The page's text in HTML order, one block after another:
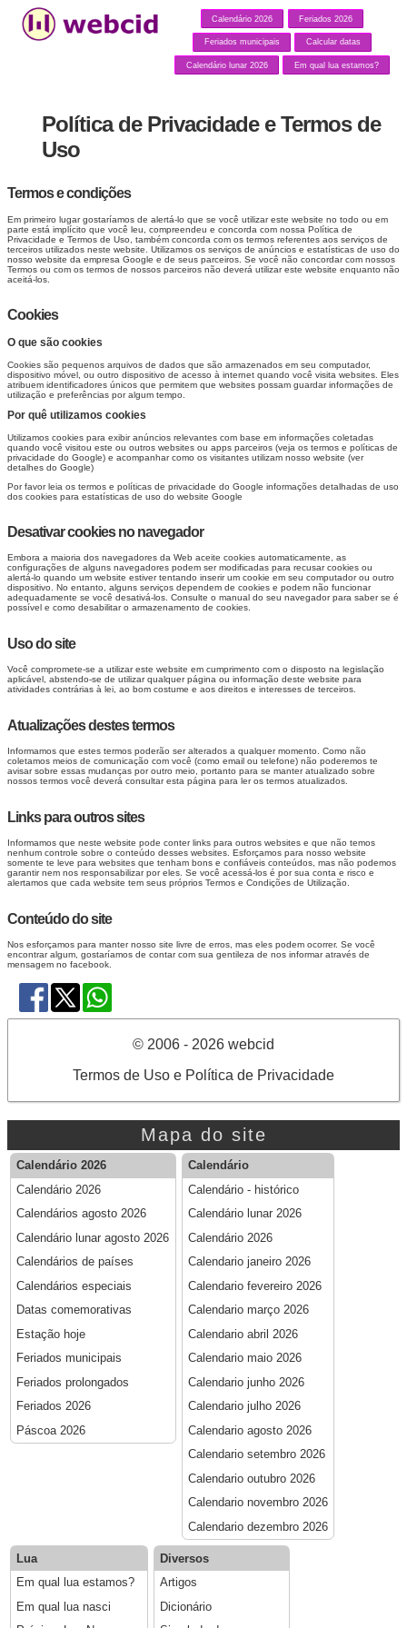
Calendário 2026 Feriados 2026
Feriados municipais Calcular datas
Calendário lunar 2026 Em qual lua estamos?
Política de Privacidade e Termos de
Uso
Termos e condições
Em primeiro lugar gostaríamos de alertá-lo que se você utilizar este website no todo ou em
parte está implícito que você leu, compreendeu e concorda com nossa Política de
Privacidade e Termos de Uso, também concorda com os termos referentes aos serviços de
terceiros utilizados neste website. Utilizamos os serviços de anúncios e estatísticas de uso do
nosso website da empresa Google e de seus parceiros. Se você não concordar com nossos
Termos ou com os termos de nossos parceiros não deverá utilizar este website enquanto não
aceitá-los.
Cookies
O que são cookies
Cookies são pequenos arquivos de dados que são armazenados em seu computador,
dispositivo móvel, ou outro dispositivo de acesso à internet quando você visita websites. Eles
atribuem identificadores únicos que permitem que websites possam guardar informações de
utilização e preferências por algum tempo.
Por quê utilizamos cookies
Utilizamos cookies para exibir anúncios relevantes com base em informações coletadas
quando você visitou este ou outros websites ou apps parceiros (veja os termos e políticas de
privacidade do Google) e acompanhar como os visitantes utilizam nosso website (ver
detalhes do Google)
Por favor leia os termos e políticas de privacidade do Google informações detalhadas de uso
dos cookies para estatísticas de uso do website Google
Desativar cookies no navegador
Embora a maioria dos navegadores da Web aceite cookies automaticamente, as
configurações de alguns navegadores podem ser modificadas para recusar cookies ou
alertá-lo quando um website estiver tentando inserir um cookie em seu computador ou outro
dispositivo. No entanto, alguns serviços dependem de cookies e podem não funcionar
adequadamente se você desativá-los. Consulte o manual do seu navegador para saber se é
possível e como desabilitar o armazenamento de cookies.
Uso do site
Você compromete-se a utilizar este website em cumprimento com o disposto na legislação
aplicável, abstendo-se de utilizar qualquer página ou informação deste website para
atividades contrárias à lei, ao bom costume e aos direitos e interesses de terceiros.
Atualizações destes termos
Informamos que estes termos poderão ser alterados a qualquer momento. Como não
coletamos meios de comunicação com você (como email ou telefone) não poderemos te
avisar sobre essas mudanças por outro meio, portanto para se manter atualizado sobre
nossos termos você deverá consultar esta página para ler os termos atualizados.
Links para outros sites
Informamos que neste website pode conter links para outros websites e que não temos
nenhum controle sobre o conteúdo desses websites. Esforçamos para nosso website
somente te leve para websites que tenham bons e confiáveis conteúdos, mas não podemos
garantir nem nos responsabilizar por eles. Se você acessá-los é por sua conta e risco e
alertamos que cada website tem seus próprios Termos e Condições de Utilização.
Conteúdo do site
Nos esforçamos para manter nosso site livre de erros, mas eles podem ocorrer. Se você
encontrar algum, gostaríamos de contar com sua gentileza de nos informar através de
mensagem no facebook
© 2006 - 2026 webcid
Termos de Uso e Política de Privacidade
Mapa do site
Calendário 2026
Calendário 2026
Calendários agosto 2026
Calendário lunar agosto 2026
Calendários de países
Calendários especiais
Datas comemorativas
Estação hoje
Feriados municipais
Feriados prolongados
Feriados 2026
Páscoa 2026
Calendário
Calendário - histórico
Calendário lunar 2026
Calendário 2026
Calendario janeiro 2026
Calendario fevereiro 2026
Calendario março 2026
Calendario abril 2026
Calendario maio 2026
Calendario junho 2026
Calendario julho 2026
Calendario agosto 2026
Calendario setembro 2026
Calendario outubro 2026
Calendario novembro 2026
Calendario dezembro 2026
Lua
Em qual lua estamos?
Em qual lua nasci
Diversos
Artigos
Dicionário